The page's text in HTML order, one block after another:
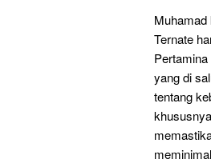
Muhamad
Ternate
yang di
tentang